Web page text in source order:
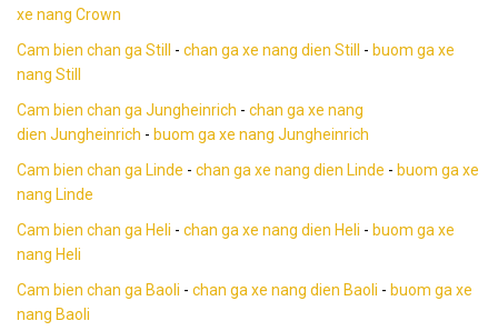
xe nang Crown
Cam bien chan ga Still
- chan ga xe nang dien Still - buom ga xe
nang Still
Cam bien chan ga Jungheinrich - chan ga xe nang
dien Jungheinrich - buom ga xe nang Jungheinrich
Cam bien chan ga Linde - chan ga xe nang dien Linde - buom ga xe
nang Linde
Cam bien chan ga Heli - chan ga xe nang dien Heli - buom ga xe
nang Heli
Cam bien chan ga Baoli - chan ga xe nang dien Baoli - buom ga xe
nang Baoli